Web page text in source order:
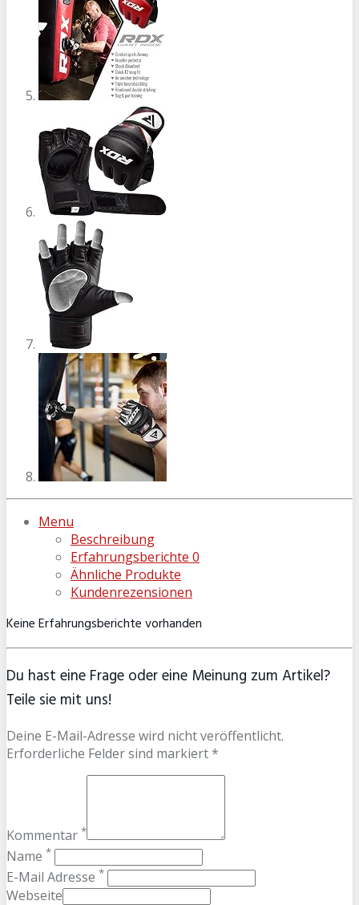
Menu
Beschreibung
Erfahrungsberichte 0
Ähnliche Produkte
Kundenrezensionen
Keine Erfahrungsberichte vorhanden
Du hast eine Frage oder eine Meinung zum Artikel?
Teile sie mit uns!
Deine E-Mail-Adresse wird nicht veröffentlicht.
Erforderliche Felder sind markiert *
Kommentar *
Name *
E-Mail Adresse *
Webseite